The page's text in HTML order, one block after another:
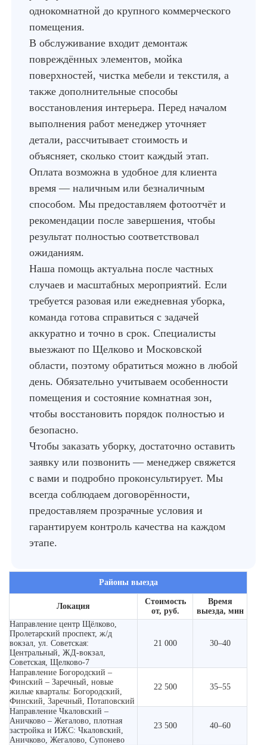
однокомнатной до крупного коммерческого
помещения.
В обслуживание входит демонтаж
повреждённых элементов, мойка
поверхностей, чистка мебели и текстиля, а
также дополнительные способы
восстановления интерьера. Перед началом
выполнения работ менеджер уточняет
детали, рассчитывает стоимость и
объясняет, сколько стоит каждый этап.
Оплата возможна в удобное для клиента
время — наличным или безналичным
способом. Мы предоставляем фотоотчёт и
рекомендации после завершения, чтобы
результат полностью соответствовал
ожиданиям.
Наша помощь актуальна после частных
случаев и масштабных мероприятий. Если
требуется разовая или ежедневная уборка,
команда готова справиться с задачей
аккуратно и точно в срок. Специалисты
выезжают по Щелково и Московской
области, поэтому обратиться можно в любой
день. Обязательно учитываем особенности
помещения и состояние комнатная зон,
чтобы восстановить порядок полностью и
безопасно.
Чтобы заказать уборку, достаточно оставить
заявку или позвонить — менеджер свяжется
с вами и подробно проконсультирует. Мы
всегда соблюдаем договорённости,
предоставляем прозрачные условия и
гарантируем контроль качества на каждом
этапе.
Районы выезда
Локация
Стоимость
от, руб.
Время
выезда, мин
Направление центр Щёлково,
Пролетарский проспект, ж/д
вокзал, ул. Советская:
Центральный, ЖД-вокзал,
Советская, Щелково-7
21 000 30–40
Направление Богородский –
Финский – Заречный, новые
жилые кварталы: Богородский,
Финский, Заречный, Потаповский
22 500 35–55
Направление Чкаловский –
Аничково – Жегалово, плотная
застройка и ИЖС: Чкаловский,
Аничково, Жегалово, Супонево
23 500 40–60